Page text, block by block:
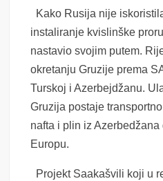
Kako Rusija nije
instaliranje kvislinške
nastavio svojim putem.
okretanju Gruzije prema
Turskoj i Azerbejdžanu.
Gruzija postaje
nafta i plin iz Azerbedžana
Europu.
Projekt Saakašvili koji u